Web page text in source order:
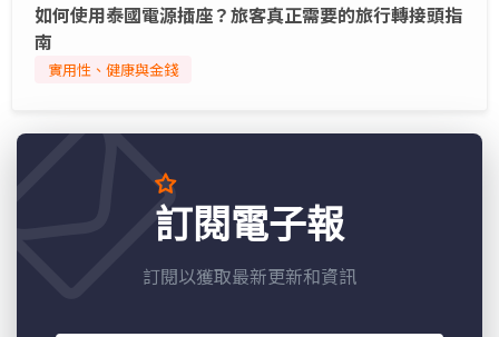
如何使用泰國電源插座？旅客真正需要的旅行轉接頭指
南
實用性、健康與金錢
訂閱電子報
訂閱以獲取最新更新和資訊